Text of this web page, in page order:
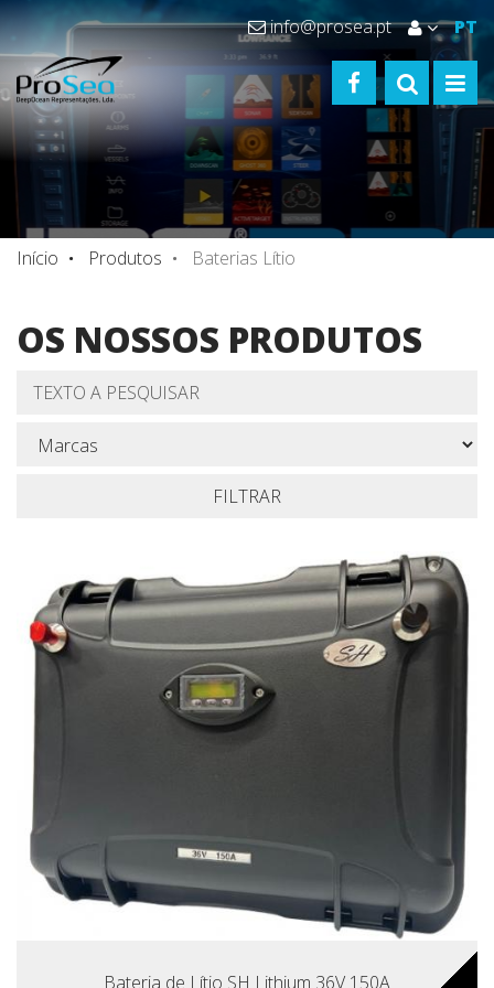
info@prosea.pt PT
FACEBOOK
TOGGLE
Início Produtos Baterias Lítio
OS NOSSOS PRODUTOS
FILTRAR
Bateria de Lítio SH Lithium 36V 150A